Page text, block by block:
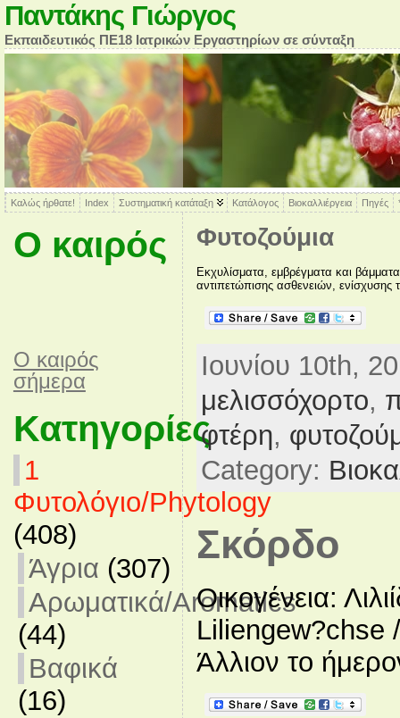
Παντάκης Γιώργος
Εκπαιδευτικός ΠΕ18 Ιατρικών Εργαστηρίων σε σύνταξη
Καλώς ήρθατε! Index Συστηματική κατάταξη Κατάλογος Βιοκαλλιέργεια Πηγές
Ο καιρός
O καιρός
σήμερα
Κατηγορίες
1
Φυτολόγιο/Phytology
(408)
Άγρια (307)
Αρωματικά/Aromatics
(44)
Βαφικά
(16)
Φυτοζούμια
Εκχυλίσματα, εμβρέγματα και
αντιπετώπισης ασθενειών,
Ιουνίου 10th,
μελισσόχορτο,
φτέρη,
Category:
Σκόρδο
Οικογένεια:
Liliengew?chse
Άλλιον το